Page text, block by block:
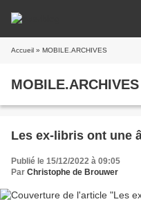
Accueil » MOBILE.ARCHIVES
MOBILE.ARCHIVES
Les ex-libris ont une
Publié le 15/12/2022 à 09:05
Par Christophe de Brouwer